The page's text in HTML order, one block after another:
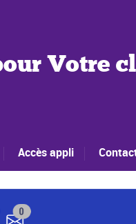
Votre
Accès appli